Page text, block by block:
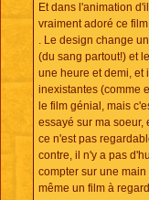
Et dans l'animation
vraiment adoré ce
. Le design change
(du sang partout!) et
une heure et demi, et
inexistantes (comme
le film génial, mais
essayé sur ma soeur,
ce n'est pas
contre, il n'y a pas
compter sur une
même un film à